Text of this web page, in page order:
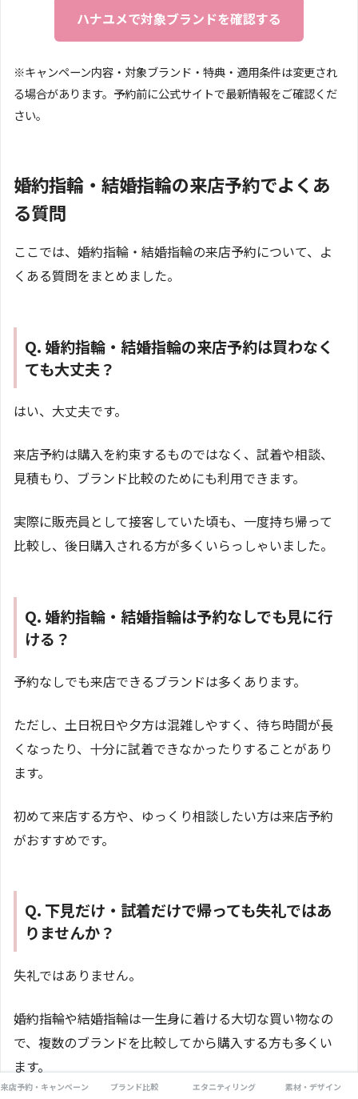
ハナユメで対象ブランドを確認する
※キャンペーン内容・対象ブランド・特典・適用条件は変更され
る場合があります。予約前に公式サイトで最新情報をご確認くだ
さい。
婚約指輪・結婚指輪の来店予約でよくあ
る質問
ここでは、婚約指輪・結婚指輪の来店予約について、よ
くある質問をまとめました。
Q. 婚約指輪・結婚指輪の来店予約は買わなく
ても大丈夫？
はい、大丈夫です。
来店予約は購入を約束するものではなく、試着や相談、
見積もり、ブランド比較のためにも利用できます。
実際に販売員として接客していた頃も、一度持ち帰って
比較し、後日購入される方が多くいらっしゃいました。
Q. 婚約指輪・結婚指輪は予約なしでも見に行
ける？
予約なしでも来店できるブランドは多くあります。
ただし、土日祝日や夕方は混雑しやすく、待ち時間が長
くなったり、十分に試着できなかったりすることがあり
ます。
初めて来店する方や、ゆっくり相談したい方は来店予約
がおすすめです。
Q. 下見だけ・試着だけで帰っても失礼ではあ
りませんか？
失礼ではありません。
婚約指輪や結婚指輪は一生身に着ける大切な買い物なの
で、複数のブランドを比較してから購入する方も多くい
ます。
来店予約・キャンペーン ブランド比較 エタニティリング 素材・デザイン